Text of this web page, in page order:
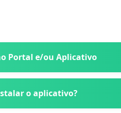
Portal e/ou Aplicativo
o aplicativo?